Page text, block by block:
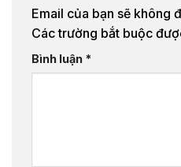
Email của bạn sẽ không
Các trường bắt buộc
Bình luận *